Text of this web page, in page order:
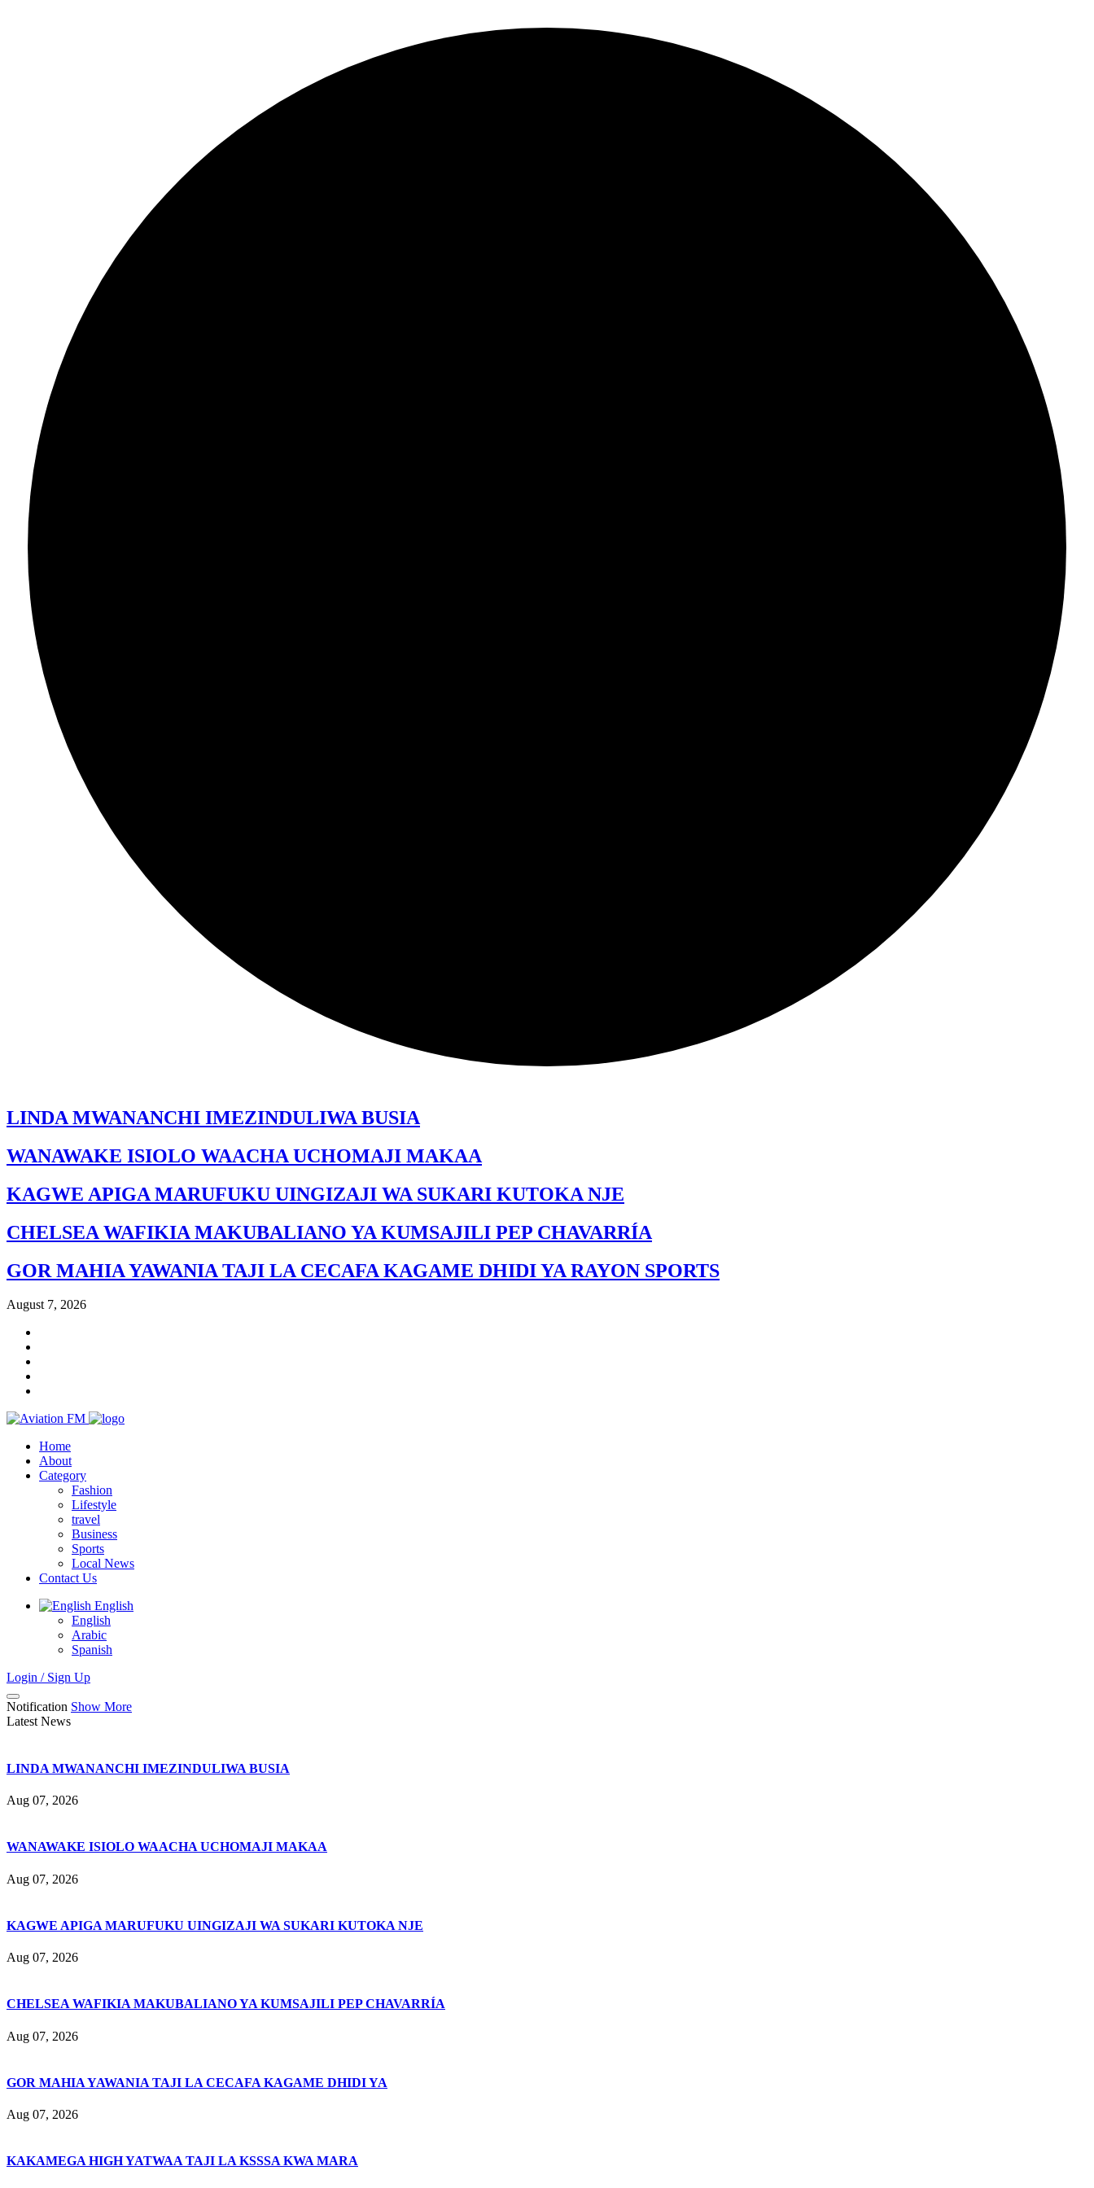
LINDA MWANANCHI IMEZINDULIWA BUSIA
WANAWAKE ISIOLO WAACHA UCHOMAJI MAKAA
KAGWE APIGA MARUFUKU UINGIZAJI WA SUKARI KUTOKA NJE
CHELSEA WAFIKIA MAKUBALIANO YA KUMSAJILI PEP CHAVARRÍA
GOR MAHIA YAWANIA TAJI LA CECAFA KAGAME DHIDI YA RAYON SPORTS
August 7, 2026
Home
About
Category
Fashion
Lifestyle
travel
Business
Sports
Local News
Contact Us
English
English
Arabic
Spanish
Login / Sign Up
Notification Show More
Latest News
LINDA MWANANCHI IMEZINDULIWA BUSIA
Aug 07, 2026
WANAWAKE ISIOLO WAACHA UCHOMAJI MAKAA
Aug 07, 2026
KAGWE APIGA MARUFUKU UINGIZAJI WA SUKARI KUTOKA NJE
Aug 07, 2026
CHELSEA WAFIKIA MAKUBALIANO YA KUMSAJILI PEP CHAVARRÍA
Aug 07, 2026
GOR MAHIA YAWANIA TAJI LA CECAFA KAGAME DHIDI YA
Aug 07, 2026
KAKAMEGA HIGH YATWAA TAJI LA KSSSA KWA MARA